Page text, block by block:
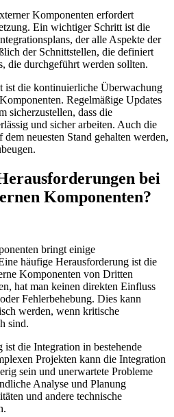
Komponenten erfordert
Ein wichtiger Schritt ist die
der alle Aspekte der
der Schnittstellen, die definiert
die durchgeführt werden sollten.
ist die kontinuierliche Überwachung
Regelmäßige Updates
sicherzustellen, dass die
und sicher arbeiten. Auch die
neuesten Stand gehalten werden,
bei
Komponenten?
bringt einige
häufige Herausforderung ist die
Komponenten von Dritten
hat man keinen direkten Einfluss
Fehlerbehebung. Dies kann
werden, wenn kritische
sind.
die Integration in bestehende
Projekten kann die Integration
sein und unerwartete Probleme
Analyse und Planung
und andere technische